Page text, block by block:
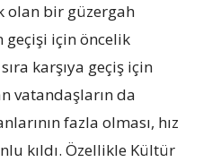
olan bir güzergah
geçişi için öncelik
karşıya geçiş için
vatandaşların da
fazla olması, hız
kıldı. Özellikle Kültür